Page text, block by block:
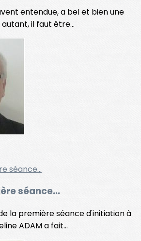
entendue, a bel et bien une
il faut être...
séance...
la première séance d'initiation à
ADAM a fait...